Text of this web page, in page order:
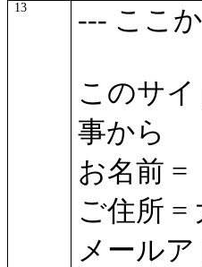
13 --- ここ
このサ
事から
お名前 =
ご住所 =
メール